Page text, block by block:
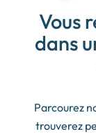
Vous
dans
Parcourez
trouverez